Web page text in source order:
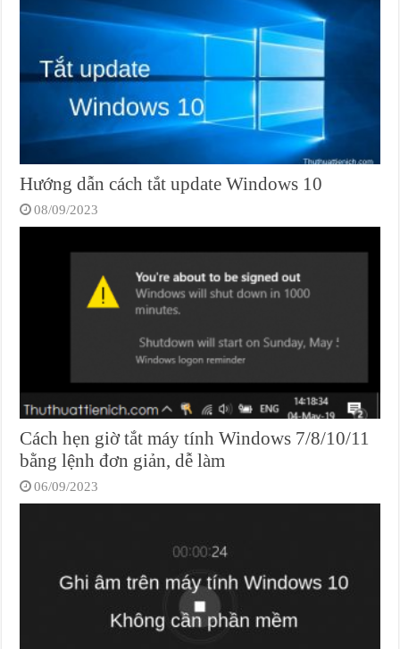
Hướng dẫn cách tắt update Windows 10
08/09/2023
Cách hẹn giờ tắt máy tính Windows 7/8/10/11
bằng lệnh đơn giản, dễ làm
06/09/2023